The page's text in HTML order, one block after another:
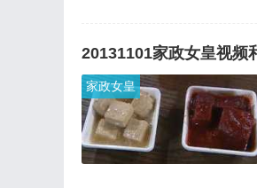
20131101家政女皇视频
家政女皇